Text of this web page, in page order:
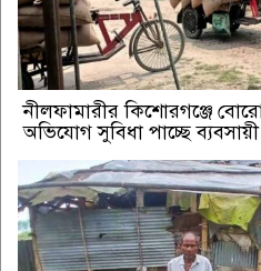
নীলফামারীর কিশোরগঞ্জে
অভিযোগ সুবিধা পাচ্ছে